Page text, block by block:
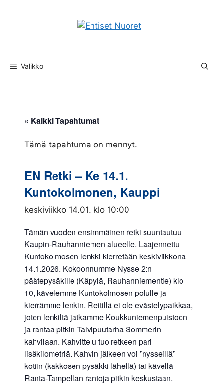
Valikko
« Kaikki Tapahtumat
Tämä tapahtuma on mennyt.
EN Retki – Ke 14.1.
Kuntokolmonen, Kauppi
keskiviikko 14.01. klo 10:00
Tämän vuoden ensimmäinen retki suuntautuu
Kaupin-Rauhanniemen alueelle. Laajennettu
Kuntokolmosen lenkki kierretään keskiviikkona
14.1.2026. Kokoonnumme Nysse 2:n
päätepysäkille (Käpylä, Rauhanniementie) klo
10, kävelemme Kuntokolmosen polulle ja
kierrämme lenkin. Reitillä ei ole evästelypaikkaa,
joten lenkiltä jatkamme Koukkuniemenpuistoon
ja rantaa pitkin Talvipuutarha Sommerin
kahvilaan. Kahvittelu tuo retkeen pari
lisäkilometriä. Kahvin jälkeen voi ”nysseillä”
kotiin (kakkosen pysäkki lähellä) tai kävellä
Ranta-Tampellan rantoja pitkin keskustaan.